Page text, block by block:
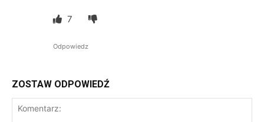
7
Odpowiedz
ZOSTAW ODPOWIEDŹ